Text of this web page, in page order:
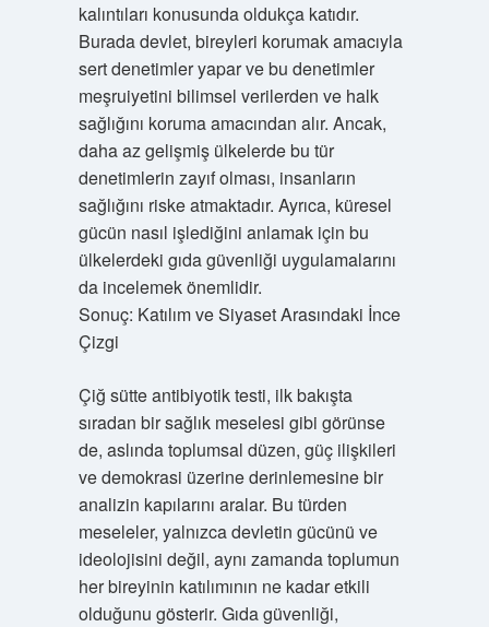
kalıntıları konusunda oldukça katıdır.
Burada devlet, bireyleri korumak amacıyla
sert denetimler yapar ve bu denetimler
meşruiyetini bilimsel verilerden ve halk
sağlığını koruma amacından alır. Ancak,
daha az gelişmiş ülkelerde bu tür
denetimlerin zayıf olması, insanların
sağlığını riske atmaktadır. Ayrıca, küresel
gücün nasıl işlediğini anlamak için bu
ülkelerdeki gıda güvenliği uygulamalarını
da incelemek önemlidir.
Sonuç: Katılım ve Siyaset Arasındaki İnce
Çizgi
Çiğ sütte antibiyotik testi, ilk bakışta
sıradan bir sağlık meselesi gibi görünse
de, aslında toplumsal düzen, güç ilişkileri
ve demokrasi üzerine derinlemesine bir
analizin kapılarını aralar. Bu türden
meseleler, yalnızca devletin gücünü ve
ideolojisini değil, aynı zamanda toplumun
her bireyinin katılımının ne kadar etkili
olduğunu gösterir. Gıda güvenliği,